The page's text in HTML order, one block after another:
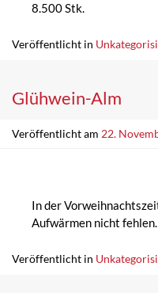
8.500 Stk.
Veröffentlicht in
Glühwein-Alm
Veröffentlicht am 22.
In der
Aufwärmen nicht fehlen.
Veröffentlicht in